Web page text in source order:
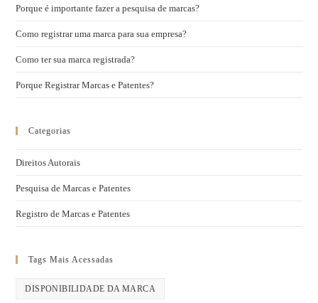
Porque é importante fazer a pesquisa de marcas?
Como registrar uma marca para sua empresa?
Como ter sua marca registrada?
Porque Registrar Marcas e Patentes?
Categorias
Direitos Autorais
Pesquisa de Marcas e Patentes
Registro de Marcas e Patentes
Tags Mais Acessadas
DISPONIBILIDADE DA MARCA